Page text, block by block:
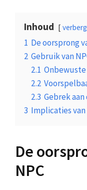
Inhoud verberg
1 De oorsprong
2 Gebruik van
2.1
2.2
2.3 Gebrek
3 Implicaties
De
NPC